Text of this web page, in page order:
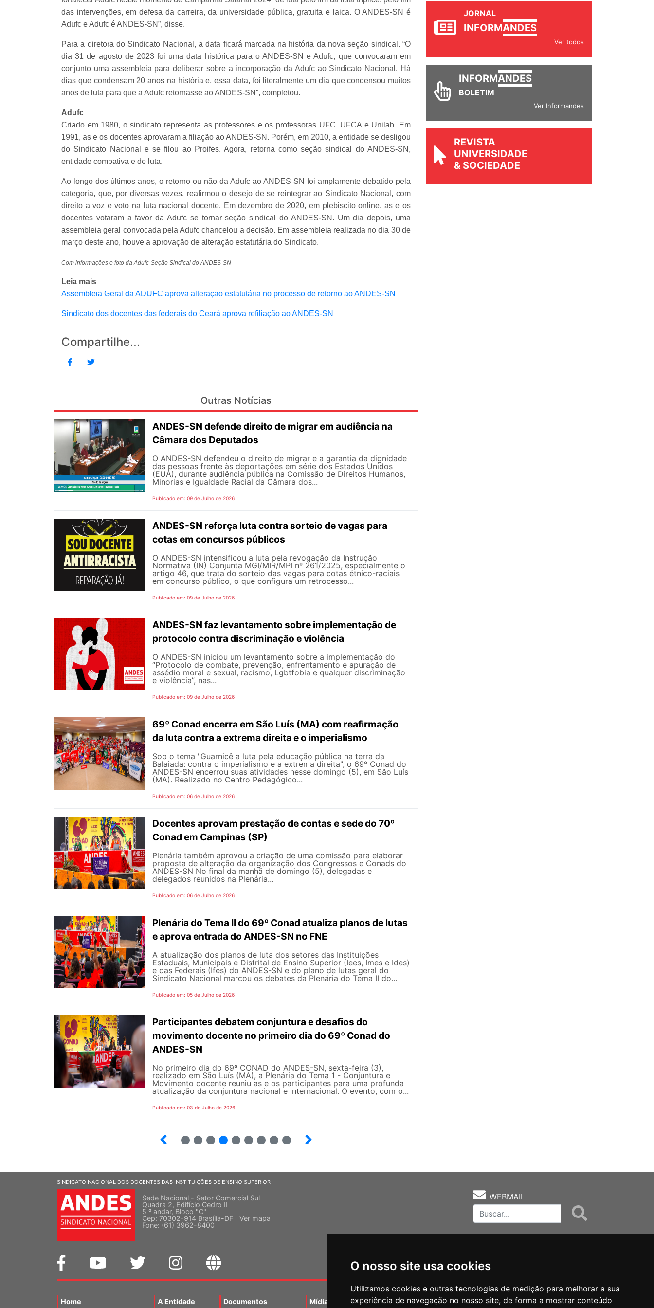
O nosso site usa cookies
Utilizamos cookies e outras tecnologias de medição para melhorar a sua
experiência de navegação no nosso site, de forma a mostrar conteúdo
das intervenções, em defesa da carreira, da universidade pública, gratuita e laica. O ANDES-SN é
Adufc e Adufc é ANDES-SN”, disse.
Para a diretora do Sindicato Nacional, a data ficará marcada na história da nova seção sindical. “O
dia 31 de agosto de 2023 foi uma data histórica para o ANDES-SN e Adufc, que convocaram em
conjunto uma assembleia para deliberar sobre a incorporação da Adufc ao Sindicato Nacional. Há
dias que condensam 20 anos na história e, essa data, foi literalmente um dia que condensou muitos
anos de luta para que a Adufc retornasse ao ANDES-SN”, completou.
Adufc
Criado em 1980, o sindicato representa as professores e os professoras UFC, UFCA e Unilab. Em
1991, as e os docentes aprovaram a filiação ao ANDES-SN. Porém, em 2010, a entidade se desligou
do Sindicato Nacional e se filou ao Proifes. Agora, retorna como seção sindical do ANDES-SN,
entidade combativa e de luta.
Ao longo dos últimos anos, o retorno ou não da Adufc ao ANDES-SN foi amplamente debatido pela
categoria, que, por diversas vezes, reafirmou o desejo de se reintegrar ao Sindicato Nacional, com
direito a voz e voto na luta nacional docente. Em dezembro de 2020, em plebiscito online, as e os
docentes votaram a favor da Adufc se tornar seção sindical do ANDES-SN. Um dia depois, uma
assembleia geral convocada pela Adufc chancelou a decisão. Em assembleia realizada no dia 30 de
março deste ano, houve a aprovação de alteração estatutária do Sindicato.
Com informações e foto da Adufc-Seção Sindical do ANDES-SN
Leia mais
Assembleia Geral da ADUFC aprova alteração estatutária no processo de retorno ao ANDES-SN
Sindicato dos docentes das federais do Ceará aprova refiliação ao ANDES-SN
Compartilhe...
Outras Notícias
ANDES-SN defende direito de migrar em audiência na
Câmara dos Deputados
O ANDES-SN defendeu o direito de migrar e a garantia da dignidade
das pessoas frente às deportações em série dos Estados Unidos
(EUA), durante audiência pública na Comissão de Direitos Humanos,
Minorias e Igualdade Racial da Câmara dos...
Publicado em: 09 de Julho de 2026
ANDES-SN reforça luta contra sorteio de vagas para
cotas em concursos públicos
O ANDES-SN intensificou a luta pela revogação da Instrução
Normativa (IN) Conjunta MGI/MIR/MPI nº 261/2025, especialmente o
artigo 46, que trata do sorteio das vagas para cotas étnico-raciais
em concurso público, o que configura um retrocesso...
Publicado em: 09 de Julho de 2026
ANDES-SN faz levantamento sobre implementação de
protocolo contra discriminação e violência
O ANDES-SN iniciou um levantamento sobre a implementação do
“Protocolo de combate, prevenção, enfrentamento e apuração de
assédio moral e sexual, racismo, Lgbtfobia e qualquer discriminação
e violência”, nas...
Publicado em: 09 de Julho de 2026
69º Conad encerra em São Luís (MA) com reafirmação
da luta contra a extrema direita e o imperialismo
Sob o tema "Guarnicê a luta pela educação pública na terra da
Balaiada: contra o imperialismo e a extrema direita", o 69º Conad do
ANDES-SN encerrou suas atividades nesse domingo (5), em São Luís
(MA). Realizado no Centro Pedagógico...
Publicado em: 06 de Julho de 2026
Docentes aprovam prestação de contas e sede do 70º
Conad em Campinas (SP)
Plenária também aprovou a criação de uma comissão para elaborar
proposta de alteração da organização dos Congressos e Conads do
ANDES-SN No final da manhã de domingo (5), delegadas e
delegados reunidos na Plenária...
Publicado em: 06 de Julho de 2026
Plenária do Tema II do 69º Conad atualiza planos de lutas
e aprova entrada do ANDES-SN no FNE
A atualização dos planos de luta dos setores das Instituições
Estaduais, Municipais e Distrital de Ensino Superior (Iees, Imes e Ides)
e das Federais (Ifes) do ANDES-SN e do plano de lutas geral do
Sindicato Nacional marcou os debates da Plenária do Tema II do...
Publicado em: 05 de Julho de 2026
Participantes debatem conjuntura e desafios do
movimento docente no primeiro dia do 69º Conad do
ANDES-SN
No primeiro dia do 69º CONAD do ANDES-SN, sexta-feira (3),
realizado em São Luís (MA), a Plenária do Tema 1 - Conjuntura e
Movimento docente reuniu as e os participantes para uma profunda
atualização da conjuntura nacional e internacional. O evento, com o...
Publicado em: 03 de Julho de 2026
JORNAL
INFORMANDES
Ver todos
INFORMANDES
BOLETIM
Ver Informandes
REVISTA
UNIVERSIDADE
& SOCIEDADE
SINDICATO NACIONAL DOS DOCENTES DAS INSTITUIÇÕES DE ENSINO SUPERIOR
Sede Nacional - Setor Comercial Sul
Quadra 2, Edifício Cedro II
5 º andar, Bloco "C"
Cep: 70302-914 Brasília-DF | Ver mapa
Fone: (61) 3962-8400
WEBMAIL
Home A Entidade Documentos Mídias Agenda Notícias Notas Técnicas Fale Conocsco